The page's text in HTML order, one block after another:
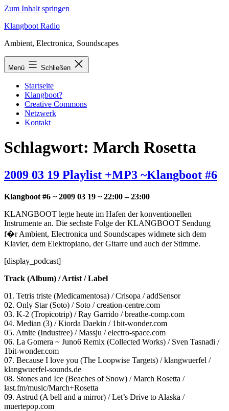
Zum Inhalt springen
Klangboot Radio
Ambient, Electronica, Soundscapes
Menü Schließen
Startseite
Klangboot?
Creative Commons
Netzwerk
Kontakt
Schlagwort: March Rosetta
2009 03 19 Playlist +MP3 ~Klangboot #6
Klangboot #6 ~ 2009 03 19 ~ 22:00 – 23:00
KLANGBOOT legte heute im Hafen der konventionellen
Instrumente an. Die sechste Folge der KLANGBOOT Sendung
f�r Ambient, Electronica und Soundscapes widmete sich dem
Klavier, dem Elektropiano, der Gitarre und auch der Stimme.
[display_podcast]
Track (Album) / Artist / Label
01. Tetris triste (Medicamentosa) / Crisopa / addSensor
02. Only Star (Soto) / Soto / creation-centre.com
03. K-2 (Tropicotrip) / Ray Garrido / breathe-comp.com
04. Median (3) / Kiorda Daekin / 1bit-wonder.com
05. Atnite (Industree) / Massju / electro-space.com
06. La Gomera ~ Juno6 Remix (Collected Works) / Sven Tasnadi /
1bit-wonder.com
07. Because I love you (The Loopwise Targets) / klangwuerfel /
klangwuerfel-sounds.de
08. Stones and Ice (Beaches of Snow) / March Rosetta /
last.fm/music/March+Rosetta
09. Astrud (A bell and a mirror) / Let’s Drive to Alaska /
muertepop.com